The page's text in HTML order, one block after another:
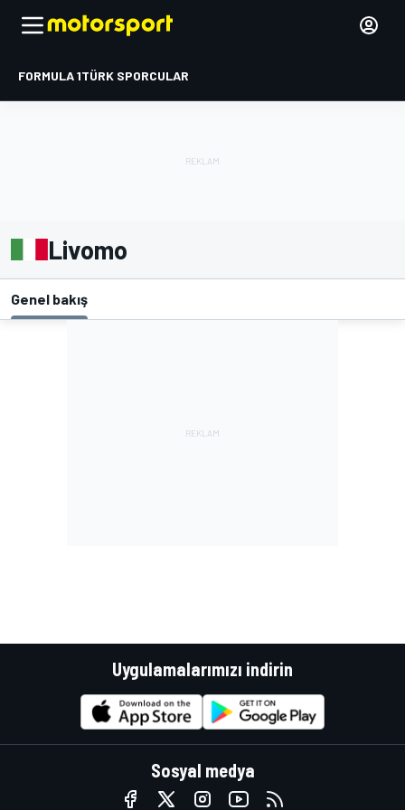
FORMULA 1TÜRK SPORCULAR
Livomo
Genel bakış
Uygulamalarımızı indirin
Sosyal medya